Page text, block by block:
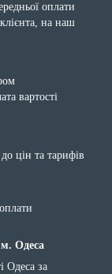
оплати
на наш
вартості
цін та тарифів
м. Одеса
Одеса за